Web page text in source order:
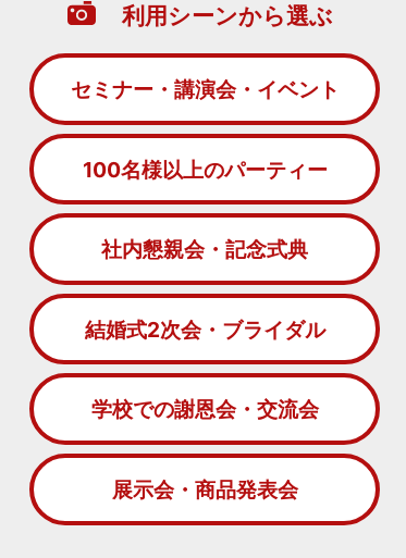
利用シーンから選ぶ
セミナー・講演会・イベント
100名様以上のパーティー
社内懇親会・記念式典
結婚式2次会・ブライダル
学校での謝恩会・交流会
展示会・商品発表会